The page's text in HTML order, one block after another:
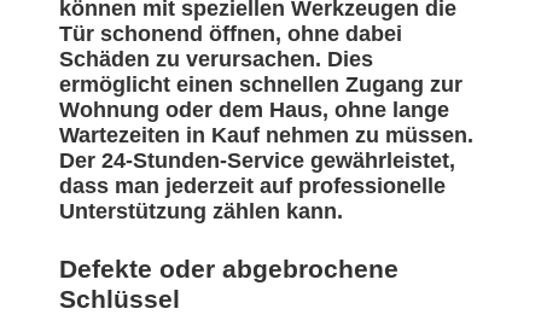
können mit speziellen Werkzeugen die
Tür schonend öffnen, ohne dabei
Schäden zu verursachen. Dies
ermöglicht einen schnellen Zugang zur
Wohnung oder dem Haus, ohne lange
Wartezeiten in Kauf nehmen zu müssen.
Der 24-Stunden-Service gewährleistet,
dass man jederzeit auf professionelle
Unterstützung zählen kann.
Defekte oder abgebrochene
Schlüssel